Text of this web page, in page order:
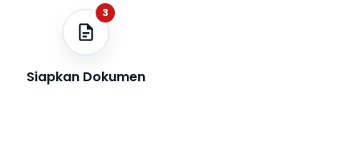
3
Siapkan Dokumen